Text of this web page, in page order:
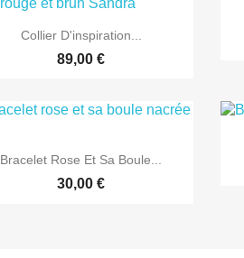
 Aperçu rapide
Collier D'inspiration...
89,00 €
 Aperçu rapide
Bracelet Rose Et Sa Boule...
30,00 €